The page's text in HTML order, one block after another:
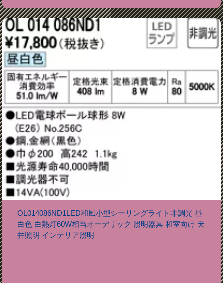
OL014086ND1LED和風小型シーリングライト非調光 昼
白色 白熱灯60W相当オーデリック 照明器具 和室向け 天
井照明 インテリア照明